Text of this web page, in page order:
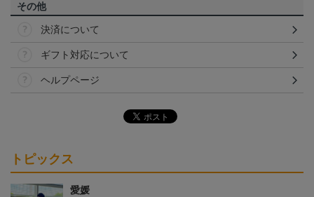
その他
決済について
ギフト対応について
ヘルプページ
トピックス
愛媛